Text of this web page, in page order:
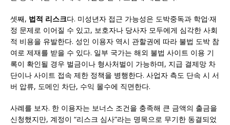
셋째, 법적 리스크다. 미성년자 접근 가능성은 도박중독과 학업·재
정 문제로 이어질 수 있고, 보호자나 당사자 모두에게 심각한 사회
적 비용을 유발한다. 성인 이용자 역시 관할권에 따라 불법 도박 참
여로 제재를 받을 수 있다. 일부 국가는 해외 불법 사이트 이용 기
록이 확인될 경우 벌금이나 형사처벌이 가능하며, 지급 결제망 차
단이나 사이트 접속 제한 정책을 병행한다. 사업자 측도 단속 시 서
버 압류, 도메인 차단, 수익 몰수에 직면한다.
사례를 보자. 한 이용자는 보너스 조건을 충족해 큰 금액의 출금을
신청했지만, 계정이 “리스크 심사”라는 명목으로 무기한 동결되었